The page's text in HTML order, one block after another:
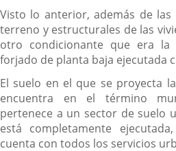
Visto lo anterior, además de las
terreno y estructurales de las
otro condicionante que era
forjado de planta baja ejecutada
El suelo en el que se proyecta
encuentra en el término
pertenece a un sector de suelo
está completamente
cuenta con todos los servicios